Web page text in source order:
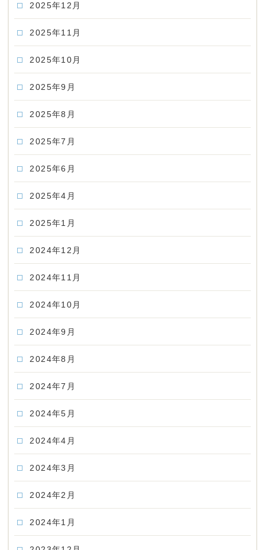
2025年12月
2025年11月
2025年10月
2025年9月
2025年8月
2025年7月
2025年6月
2025年4月
2025年1月
2024年12月
2024年11月
2024年10月
2024年9月
2024年8月
2024年7月
2024年5月
2024年4月
2024年3月
2024年2月
2024年1月